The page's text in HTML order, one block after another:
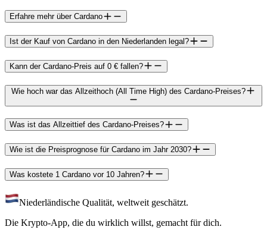
Erfahre mehr über Cardano
Ist der Kauf von Cardano in den Niederlanden legal?
Kann der Cardano-Preis auf 0 € fallen?
Wie hoch war das Allzeithoch (All Time High) des Cardano-Preises?
Was ist das Allzeittief des Cardano-Preises?
Wie ist die Preisprognose für Cardano im Jahr 2030?
Was kostete 1 Cardano vor 10 Jahren?
Niederländische Qualität, weltweit geschätzt.
Die Krypto-App, die du wirklich willst, gemacht für dich.